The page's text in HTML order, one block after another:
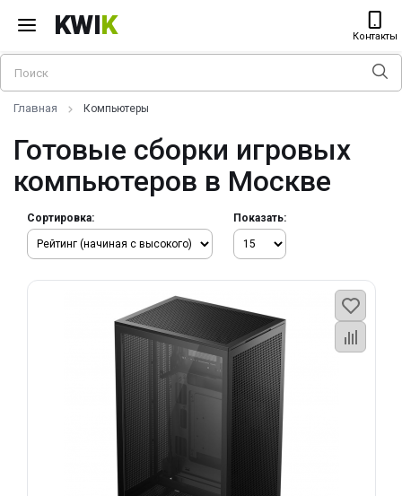
KWIK Контакты
Главная Компьютеры
Готовые сборки игровых
компьютеров в Москве
Сортировка: Показать: